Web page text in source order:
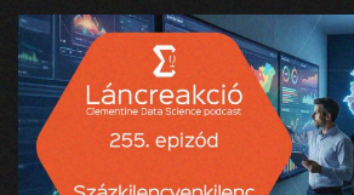
121 - Történetek Adatországból
119 - Virtuális valótlanság?